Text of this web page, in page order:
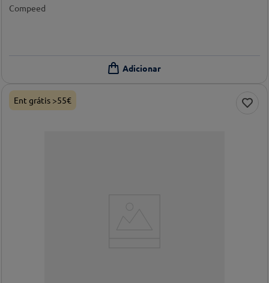
Compeed
Ent grátis >55€